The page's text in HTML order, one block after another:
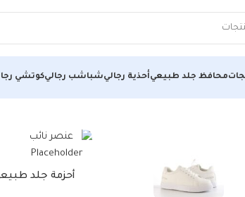
محافظ جلد طبيعيأحذية رجاليشباشب رجاليكوتشي
بيضه رجالي”
أحزمة جلد